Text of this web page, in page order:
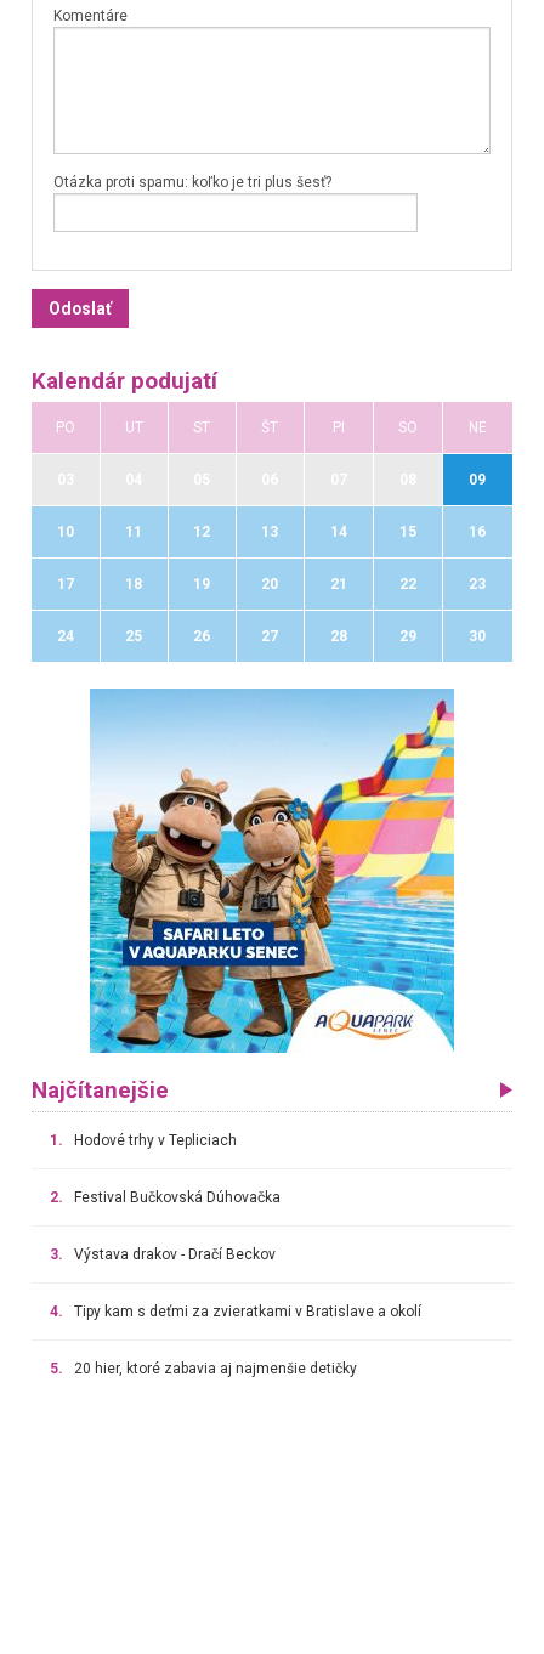
Komentáre
Otázka proti spamu: koľko je tri plus šesť?
Kalendár podujatí
PO UT ST ŠT PI SO NE
09
10 11 12 13 14 15 16
17 18 19 20 21 22 23
24 25 26 27 28 29 30
Najčítanejšie
1. Hodové trhy v Tepliciach
2. Festival Bučkovská Dúhovačka
3. Výstava drakov - Dračí Beckov
4. Tipy kam s deťmi za zvieratkami v Bratislave a okolí
5. 20 hier, ktoré zabavia aj najmenšie detičky